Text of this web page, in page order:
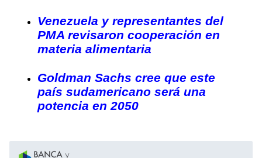
Venezuela y representantes del
PMA revisaron cooperación en
materia alimentaria
Goldman Sachs cree que este
país sudamericano será una
potencia en 2050